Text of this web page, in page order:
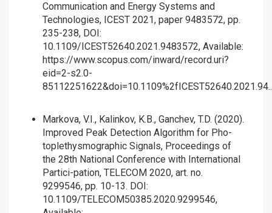
Communication and Energy Systems and
Technologies, ICEST 2021, paper 9483572, pp.
235-238, DOI:
10.1109/ICEST52640.2021.9483572, Available:
https://www.scopus.com/inward/record.uri?
eid=2-s2.0-
Markova, V.I., Kalinkov, K.B., Ganchev, T.D. (2020).
Improved Peak Detection Algorithm for Pho-
toplethysmographic Signals, Proceedings of
the 28th National Conference with International
Partici-pation, TELECOM 2020, art. no.
9299546, pp. 10-13. DOI:
10.1109/TELECOM50385.2020.9299546,